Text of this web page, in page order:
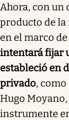
Ahora, con un
producto de la
en el marco
intentará fijar
estableció en
privado,
Hugo
instrumente